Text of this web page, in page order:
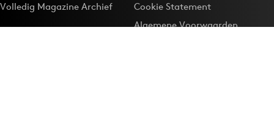
Volledig Magazine Archief
Cookie Statement
Algemene Voorwaarden